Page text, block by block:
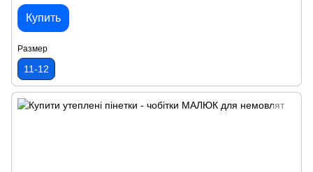
Купить
Размер
11-12